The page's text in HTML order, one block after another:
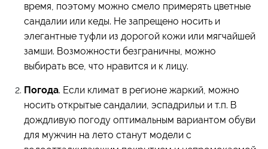
время, поэтому можно смело примерять цветные
сандалии или кеды. Не запрещено носить и
элегантные туфли из дорогой кожи или мягчайшей
замши. Возможности безграничны, можно
выбирать все, что нравится и к лицу.
Погода. Если климат в регионе жаркий, можно
носить открытые сандалии, эспадрильи и т.п. В
дождливую погоду оптимальным вариантом обуви
для мужчин на лето станут модели с